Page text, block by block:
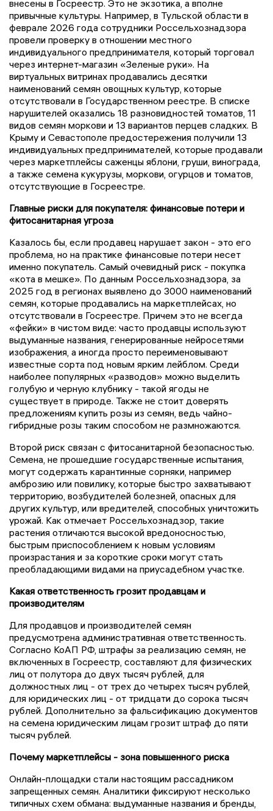
внесены в Госреестр. Это не экзотика, а вполне
привычные культуры. Например, в Тульской области в
феврале 2026 года сотрудники Россельхознадзора
провели проверку в отношении местного
индивидуального предпринимателя, который торговал
через интернет-магазин «Зеленые руки». На
виртуальных витринах продавались десятки
наименований семян овощных культур, которые
отсутствовали в Государственном реестре. В списке
нарушителей оказались 18 разновидностей томатов, 11
видов семян моркови и 13 вариантов перцев сладких. В
Крыму и Севастополе предостережения получили 13
индивидуальных предпринимателей, которые продавали
через маркетплейсы саженцы яблони, груши, винограда,
а также семена кукурузы, моркови, огурцов и томатов,
отсутствующие в Госреестре.
Главные риски для покупателя: финансовые потери и
фитосанитарная угроза
Казалось бы, если продавец нарушает закон - это его
проблема, но на практике финансовые потери несет
именно покупатель. Самый очевидный риск - покупка
«кота в мешке». По данным Россельхознадзора, за
2025 год в регионах выявлено до 3000 наименований
семян, которые продавались на маркетплейсах, но
отсутствовали в Госреестре. Причем это не всегда
«фейки» в чистом виде: часто продавцы используют
выдуманные названия, генерированные нейросетями
изображения, а иногда просто переименовывают
известные сорта под новым ярким лейблом. Среди
наиболее популярных «разводов» можно выделить
голубую и черную клубнику - такой ягоды не
существует в природе. Также не стоит доверять
предложениям купить розы из семян, ведь чайно-
гибридные розы таким способом не размножаются.
Второй риск связан с фитосанитарной безопасностью.
Семена, не прошедшие государственные испытания,
могут содержать карантинные сорняки, например
амброзию или повилику, которые быстро захватывают
территорию, возбудителей болезней, опасных для
других культур, или вредителей, способных уничтожить
урожай. Как отмечает Россельхознадзор, такие
растения отличаются высокой вредоносностью,
быстрым приспособлением к новым условиям
произрастания и за короткие сроки могут стать
преобладающими видами на приусадебном участке.
Какая ответственность грозит продавцам и
производителям
Для продавцов и производителей семян
предусмотрена административная ответственность.
Согласно КоАП РФ, штрафы за реализацию семян, не
включенных в Госреестр, составляют для физических
лиц от полутора до двух тысяч рублей, для
должностных лиц - от трех до четырех тысяч рублей,
для юридических лиц - от тридцати до сорока тысяч
рублей. Дополнительно за фальсификацию документов
на семена юридическим лицам грозит штраф до пяти
тысяч рублей.
Почему маркетплейсы - зона повышенного риска
Онлайн-площадки стали настоящим рассадником
запрещенных семян. Аналитики фиксируют несколько
типичных схем обмана: выдуманные названия и бренды,